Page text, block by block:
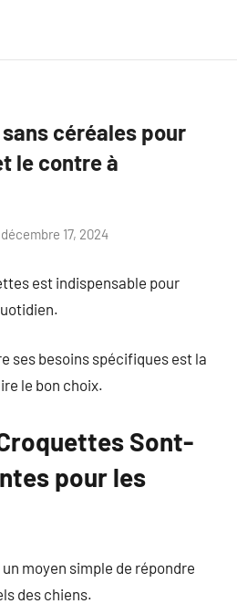
céréales pour
le contre à
décembre 17, 2024
est indispensable pour
ses besoins spécifiques est la
le bon choix.
Sont-
pour les
moyen simple de répondre
des chiens.